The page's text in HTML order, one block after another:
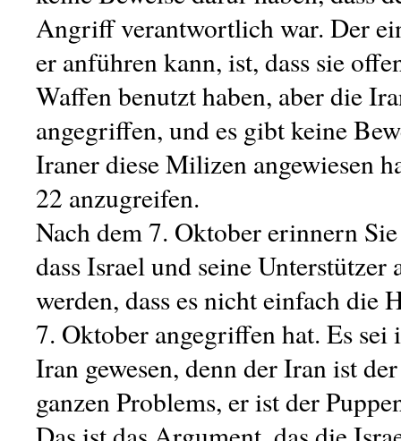
Angriff verantwortlich war. Der
er anführen kann, ist, dass sie
Waffen benutzt haben, aber die
angegriffen, und es gibt keine
Iraner diese Milizen angewiesen
22 anzugreifen.
Nach dem 7. Oktober erinnern
dass Israel und seine Unterstützer
werden, dass es nicht einfach die
7. Oktober angegriffen hat. Es
Iran gewesen, denn der Iran ist
ganzen Problems, er ist der